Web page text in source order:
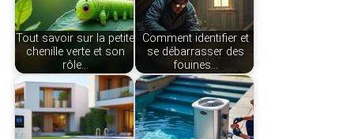
Tout savoir sur la petite
chenille verte et son
rôle…
Comment identifier et
se débarrasser des
fouines…